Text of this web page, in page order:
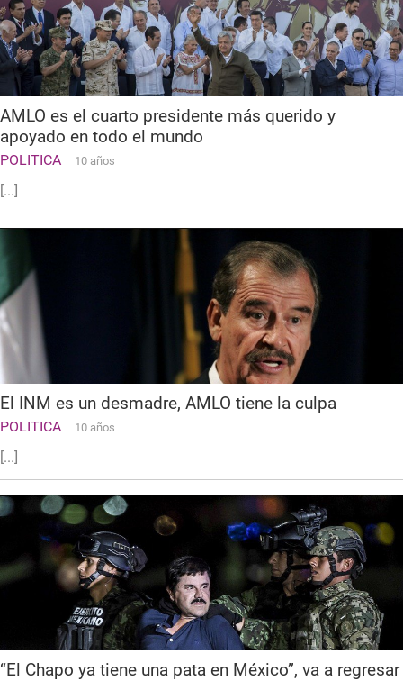
AMLO es el cuarto presidente más querido y
apoyado en todo el mundo
POLITICA 10 años
[...]
El INM es un desmadre, AMLO tiene la culpa
POLITICA 10 años
[...]
“El Chapo ya tiene una pata en México”, va a regresar